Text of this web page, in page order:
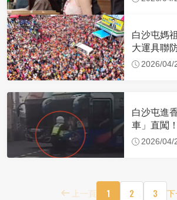
白沙屯媽
大運具聯
32.1萬創
2026/04/
白沙屯進
車」直闖
車：讓行
2026/04/
上一頁 1 2 3